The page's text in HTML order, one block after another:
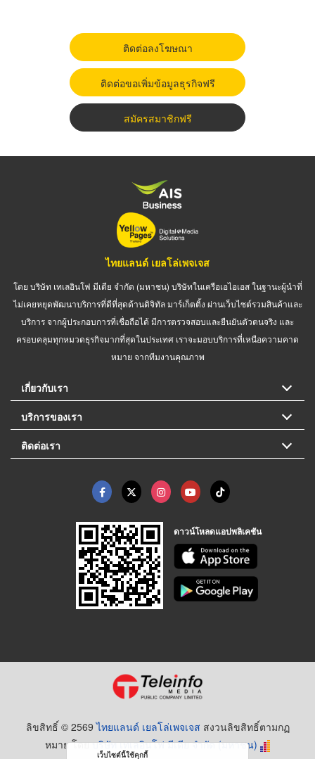
ติดต่อลงโฆษณา
ติดต่อขอเพิ่มข้อมูลธุรกิจฟรี
สมัครสมาชิกฟรี
ไทยแลนด์ เยลโล่เพจเจส
โดย บริษัท เทเลอินโฟ มีเดีย จำกัด (มหาชน) บริษัทในเครือเอไอเอส ในฐานะผู้นำที่
ไม่เคยหยุดพัฒนาบริการที่ดีที่สุดด้านดิจิทัล มาร์เก็ตติ้ง ผ่านเว็บไซต์รวมสินค้าและ
บริการ จากผู้ประกอบการที่เชื่อถือได้ มีการตรวจสอบและยืนยันตัวตนจริง และ
ครอบคลุมทุกหมวดธุรกิจมากที่สุดในประเทศ เราจะมอบบริการที่เหนือความคาด
หมาย จากทีมงานคุณภาพ
เกี่ยวกับเรา
บริการของเรา
ติดต่อเรา
ดาวน์โหลดแอปพลิเคชัน
ลิขสิทธิ์ © 2569ไทยแลนด์ เยลโล่เพจเจส สงวนลิขสิทธิ์ตามกฏ
หมาย โดยบริษัท เทเลอินโฟ มีเดีย จำกัด (มหาชน)
เว็บไซต์นี้ใช้คุกกี้